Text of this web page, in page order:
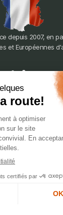
depuis 2007, en
et Européennes
Gaulle, 69200
Silverstone